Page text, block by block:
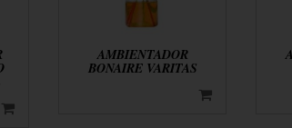
AMBIENTADOR
BONAIRE VARITAS